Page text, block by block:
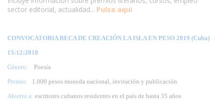
sector editorial, actualidad... Pulsa aqui
CONVOCATORIA BECA DE CREACIÓN LA ISLA EN PESO 2019 (Cuba)
15:12:2018
Género: Poesía
Premio:
1.000 pesos moneda nacional, invitación y publicación
Abierto a: escritores cubanos residentes en el país de hasta 35 años